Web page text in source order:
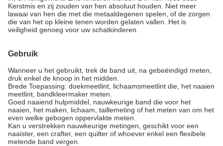
Kerstmis en zij zouden van hen absoluut houden. Niet meer
lawaai van hen die met die metaaldegenen spelen, of de zorgen
die van het op kleine tenen worden gelaten vallen. Het is
veiligheid genoeg voor uw schatkinderen.
Gebruik
Wanneer u het gebruikt, trek de band uit, na gebeëindigd meten,
druk enkel de knoop in het midden.
Brede Toepassing: doekmeetlint, lichaamsmeetlint die, het naaien
meetlint, bandkleermaker meten.
Goed naaiend hulpmiddel, nauwkeurige band die voor het
naaien, het maken, lichaam, taillemeting of het meten van om het
even welke gebogen oppervlakte meten.
Kan u verstrekken nauwkeurige metingen, geschikt voor een
naaister, een crafter, een quilter of whoever enkel een flexibele
metende band vergen.